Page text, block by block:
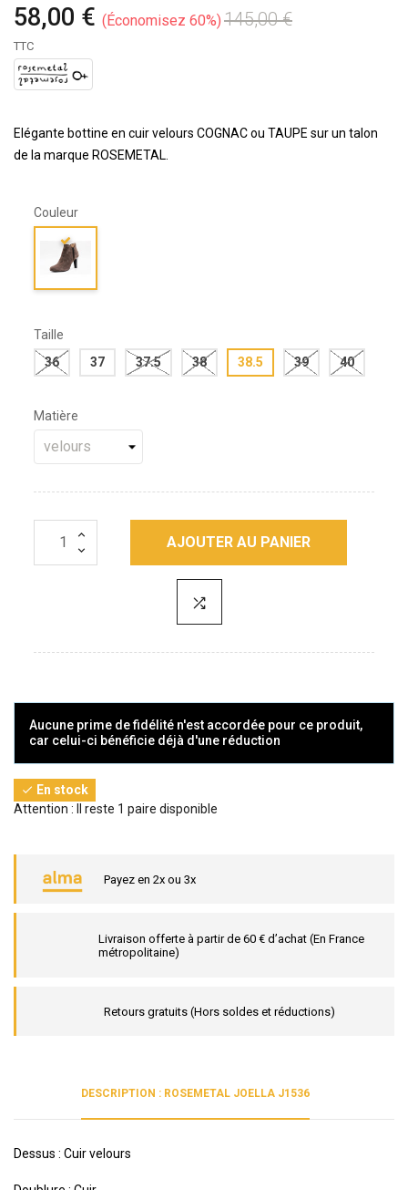
58,00 € Économisez 60% 145,00 €
TTC
Elégante bottine en cuir velours COGNAC ou TAUPE sur un talon
de la marque ROSEMETAL.
Couleur
Taille
36
37 37.5 38 38.5 39 40
Matière
AJOUTER AU PANIER
Aucune prime de fidélité n'est accordée pour ce produit,
car celui-ci bénéficie déjà d'une réduction
 En stock
Attention : Il reste 1 paire disponible
Payez en 2x ou 3x
Livraison offerte à partir de 60 € d’achat (En France
métropolitaine)
Retours gratuits (Hors soldes et réductions)
DESCRIPTION : ROSEMETAL JOELLA J1536
Dessus : Cuir velours